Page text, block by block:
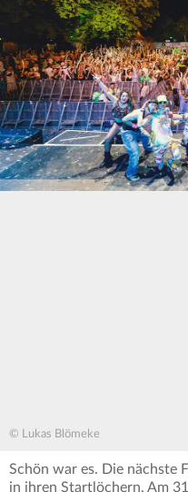
© Lukas Blömeke
Schön war es. Die nächste
in ihren Startlöchern. Am